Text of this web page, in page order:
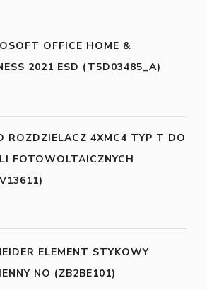
OFFICE HOME &
2021 ESD (T5D03485_A)
ROZDZIELACZ 4XMC4 TYP T DO
FOTOWOLTAICZNYCH
ELEMENT STYKOWY
NO (ZB2BE101)